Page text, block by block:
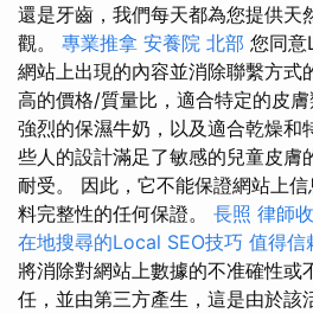
還是牙齒，我們每天都為您提供天
觀。 專業推拿 安養院 北部 您同意
網站上出現的內容並消除聯繫方式
高的價格/質量比，適合特定的皮
強烈的保濕牛奶，以及適合乾燥和
些人的設計滿足了敏感的兒童皮膚
耐受。 因此，它不能保證網站上
料完整性的任何保證。 長照 律師
在地搜尋的Local SEO技巧 值得信
將消除對網站上數據的不准確性或
任，並由第三方產生，這是由於該